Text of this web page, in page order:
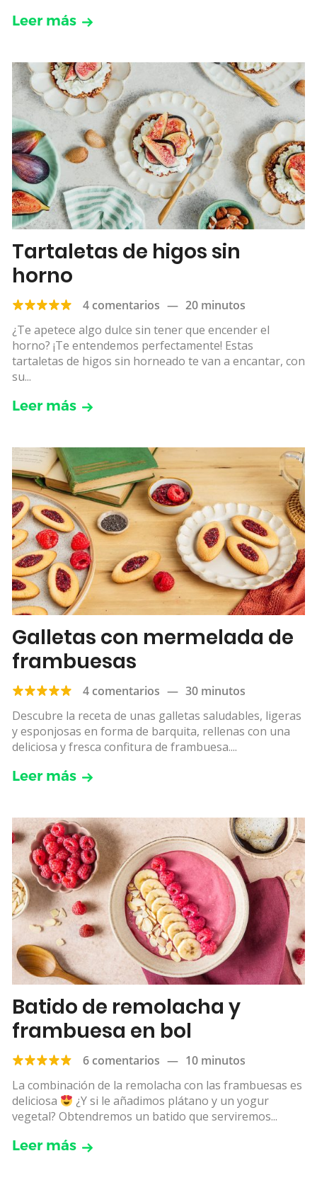
Leer más
Tartaletas de higos sin
horno
4 comentarios — 20 minutos
¿Te apetece algo dulce sin tener que encender el
horno? ¡Te entendemos perfectamente! Estas
tartaletas de higos sin horneado te van a encantar, con
su...
Leer más
Galletas con mermelada de
frambuesas
4 comentarios — 30 minutos
Descubre la receta de unas galletas saludables, ligeras
y esponjosas en forma de barquita, rellenas con una
deliciosa y fresca confitura de frambuesa....
Leer más
Batido de remolacha y
frambuesa en bol
6 comentarios — 10 minutos
La combinación de la remolacha con las frambuesas es
deliciosa
¿Y si le añadimos plátano y un yogur
vegetal? Obtendremos un batido que serviremos...
Leer más